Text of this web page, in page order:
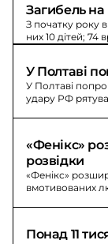
Загибель на
З початку року
них 10 дітей; 74
повідомив
У Полтаві
У Полтаві
удару РФ
«Фенікс»
розвідки
«Фенікс»
вмотивованих
Понад 11